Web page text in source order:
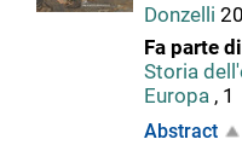
Donzelli
Fa parte di
Storia
Europa , 1
Abstract